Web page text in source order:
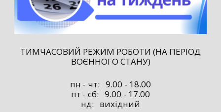
ТИМЧАСОВИЙ РЕЖИМ РОБОТИ (НА ПЕРІОД
ВОЄННОГО СТАНУ)
пн - чт: 9.00 - 18.00
пт - сб: 9.00 - 17.00
нд: вихідний